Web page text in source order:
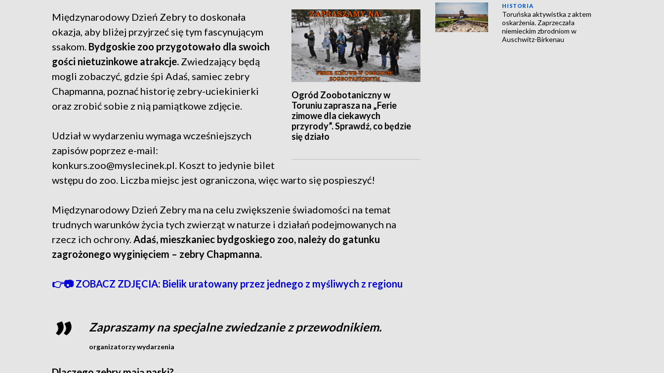
Ogród Zoobotaniczny w
Toruniu zaprasza na „Ferie
zimowe dla ciekawych
przyrody”. Sprawdź, co będzie
się działo
Międzynarodowy Dzień Zebry to doskonała
okazja, aby bliżej przyjrzeć się tym fascynującym
ssakom. Bydgoskie zoo przygotowało dla swoich
gości nietuzinkowe atrakcje. Zwiedzający będą
mogli zobaczyć, gdzie śpi Adaś, samiec zebry
Chapmanna, poznać historię zebry-uciekinierki
oraz zrobić sobie z nią pamiątkowe zdjęcie.
Udział w wydarzeniu wymaga wcześniejszych
zapisów poprzez e-mail:
konkurs.zoo@myslecinek.pl. Koszt to jedynie bilet
wstępu do zoo. Liczba miejsc jest ograniczona, więc warto się pospieszyć!
Międzynarodowy Dzień Zebry ma na celu zwiększenie świadomości na temat
trudnych warunków życia tych zwierząt w naturze i działań podejmowanych na
rzecz ich ochrony.Adaś, mieszkaniec bydgoskiego zoo, należy do gatunku
zagrożonego wyginięciem – zebry Chapmanna.
👉📷 ZOBACZ ZDJĘCIA: Bielik uratowany przez jednego z myśliwych z regionu
Zapraszamy na specjalne zwiedzanie z przewodnikiem.
organizatorzy wydarzenia
HISTORIA
Toruńska aktywistka z aktem
oskarżenia. Zaprzeczała
niemieckim zbrodniom w
Auschwitz-Birkenau